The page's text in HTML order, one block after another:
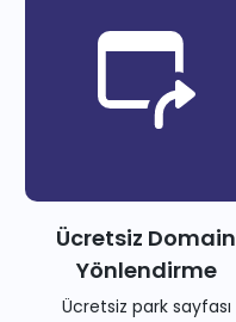
Ücretsiz Domain
Yönlendirme
Ücretsiz park sayfası